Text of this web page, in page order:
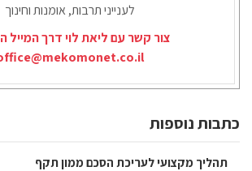
לענייני תרבות, אומנות וחינוך
צור קשר עם ליאת לוי דרך המייל
כתבות נוספות
תהליך מקצועי לעריכת הסכם ממון תקף